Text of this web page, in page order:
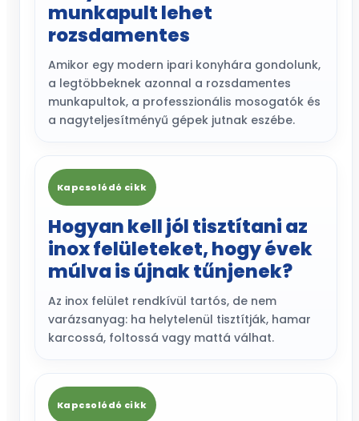
munkapult lehet
rozsdamentes
Amikor egy modern ipari konyhára gondolunk,
a legtöbbeknek azonnal a rozsdamentes
munkapultok, a professzionális mosogatók és
a nagyteljesítményű gépek jutnak eszébe.
Kapcsolódó cikk
Hogyan kell jól tisztítani az
inox felületeket, hogy évek
múlva is újnak tűnjenek?
Az inox felület rendkívül tartós, de nem
varázsanyag: ha helytelenül tisztítják, hamar
karcossá, foltossá vagy mattá válhat.
Kapcsolódó cikk